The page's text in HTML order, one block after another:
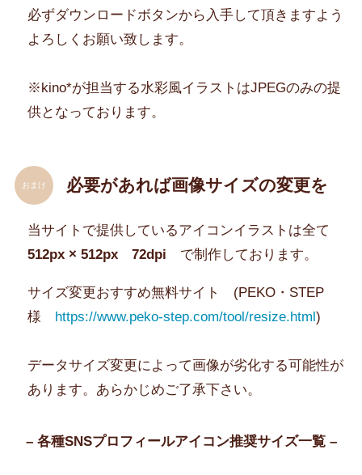
必ずダウンロードボタンから入手して頂きますよう
よろしくお願い致します。
※kino*が担当する水彩風イラストはJPEGのみの提
供となっております。
おまけ 必要があれば画像サイズの変更を
当サイトで提供しているアイコンイラストは全て
512px × 512px 72dpi で制作しております。
サイズ変更おすすめ無料サイト (PEKO・STEP
様
https://www.peko-step.com/tool/resize.html )
データサイズ変更によって画像が劣化する可能性が
あります。あらかじめご了承下さい。
– 各種SNSプロフィールアイコン推奨サイズ一覧 –